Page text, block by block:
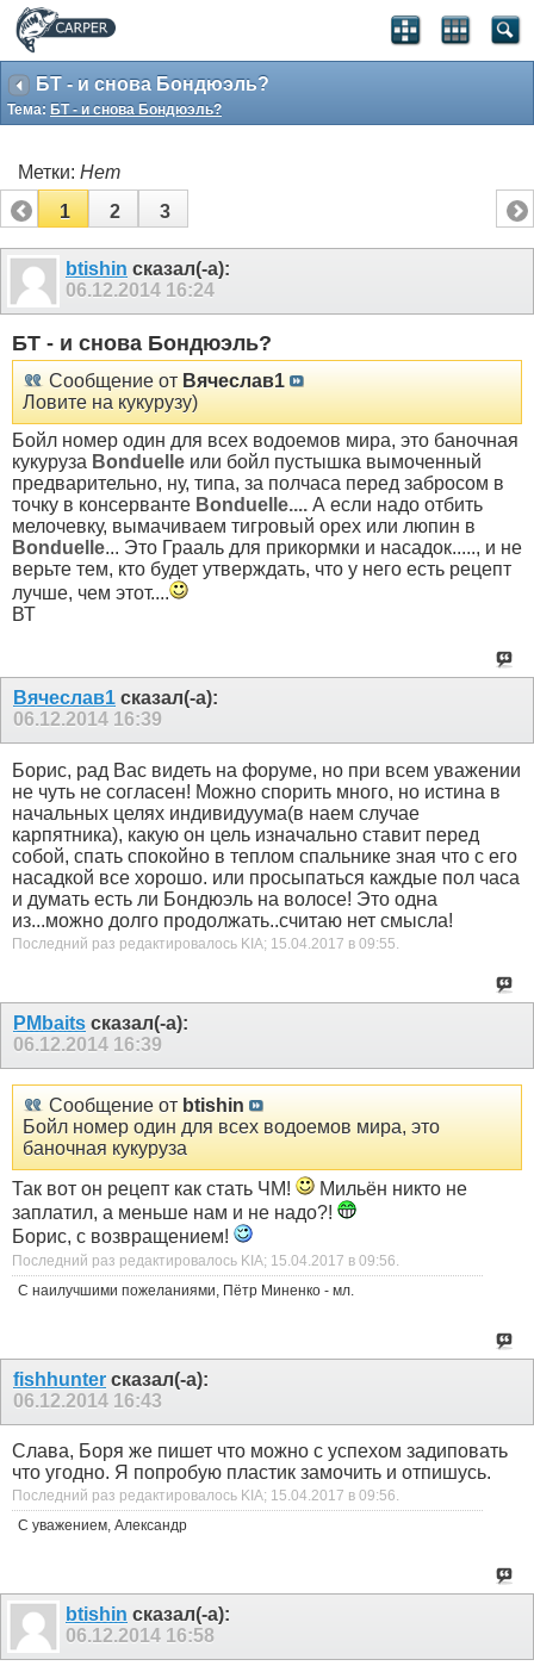
БТ - и снова Бондюэль?
Тема: БТ - и снова Бондюэль?
Метки: Нет
1
2 3
btishin сказал(-а):
06.12.2014 16:24
БТ - и снова Бондюэль?
Сообщение от Вячеслав1
Ловите на кукурузу)
Бойл номер один для всех водоемов мира, это баночная
кукуруза Bonduelle или бойл пустышка вымоченный
предварительно, ну, типа, за полчаса перед забросом в
точку в консерванте Bonduelle.... А если надо отбить
мелочевку, вымачиваем тигровый орех или люпин в
Bonduelle... Это Грааль для прикормки и насадок....., и не
верьте тем, кто будет утверждать, что у него есть рецепт
лучше, чем этот....
ВТ
Вячеслав1 сказал(-а):
06.12.2014 16:39
Борис, рад Вас видеть на форуме, но при всем уважении
не чуть не согласен! Можно спорить много, но истина в
начальных целях индивидуума(в наем случае
карпятника), какую он цель изначально ставит перед
собой, спать спокойно в теплом спальнике зная что с его
насадкой все хорошо. или просыпаться каждые пол часа
и думать есть ли Бондюэль на волосе! Это одна
из...можно долго продолжать..считаю нет смысла!
Последний раз редактировалось KIA; 15.04.2017 в 09:55
PMbaits сказал(-а):
06.12.2014 16:39
Сообщение от btishin
Бойл номер один для всех водоемов мира, это
баночная кукуруза
Так вот он рецепт как стать ЧМ!
Мильён никто не
заплатил, а меньше нам и не надо?!
Борис, с возвращением!
Последний раз редактировалось KIA; 15.04.2017 в 09:56
С наилучшими пожеланиями, Пётр Миненко - мл.
fishhunter сказал(-а):
06.12.2014 16:43
Слава, Боря же пишет что можно с успехом задиповать
что угодно. Я попробую пластик замочить и отпишусь.
Последний раз редактировалось KIA; 15.04.2017 в 09:56.
С уважением, Александр
btishin сказал(-а):
06.12.2014 16:58